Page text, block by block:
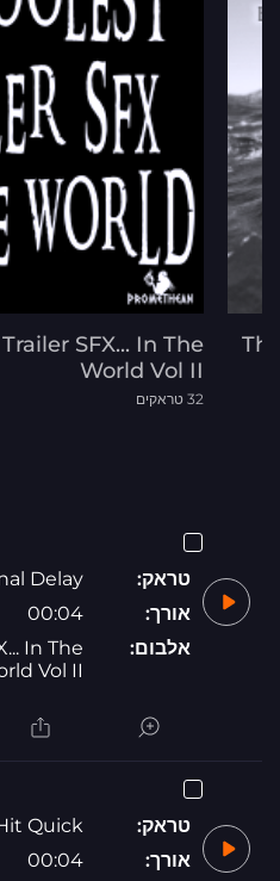
SFX... In The
World Vol II
32 טראקים
טראק:
Delay
אורך:
00:04
אלבום:
In The
Vol II
טראק:
Quick
אורך:
00:04